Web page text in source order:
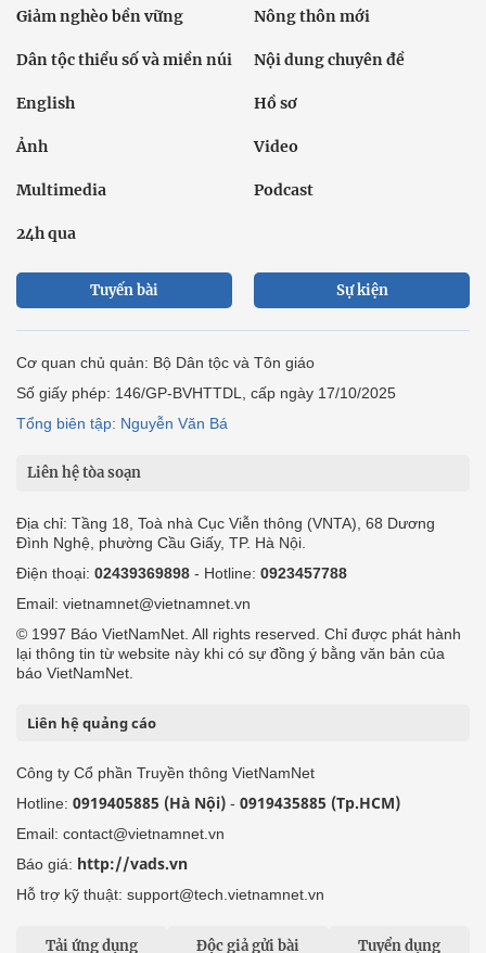
Giảm nghèo bền vững Nông thôn mới
Dân tộc thiểu số và miền núi Nội dung chuyên đề
English Hồ sơ
Ảnh Video
Multimedia Podcast
24h qua
Tuyến bài Sự kiện
Cơ quan chủ quản: Bộ Dân tộc và Tôn giáo
Số giấy phép: 146/GP-BVHTTDL, cấp ngày 17/10/2025
Tổng biên tập: Nguyễn Văn Bá
Liên hệ tòa soạn
Địa chỉ: Tầng 18, Toà nhà Cục Viễn thông (VNTA), 68 Dương
Đình Nghệ, phường Cầu Giấy, TP. Hà Nội.
Điện thoại: 02439369898 - Hotline: 0923457788
Email: vietnamnet@vietnamnet.vn
© 1997 Báo VietNamNet. All rights reserved. Chỉ được phát hành
lại thông tin từ website này khi có sự đồng ý bằng văn bản của
báo VietNamNet.
Liên hệ quảng cáo
Công ty Cổ phần Truyền thông VietNamNet
Hotline: 0919405885 (Hà Nội) - 0919435885 (Tp.HCM)
Email: contact@vietnamnet.vn
Báo giá: http://vads.vn
Hỗ trợ kỹ thuật: support@tech.vietnamnet.vn
Tải ứng dụng Độc giả gửi bài Tuyển dụng